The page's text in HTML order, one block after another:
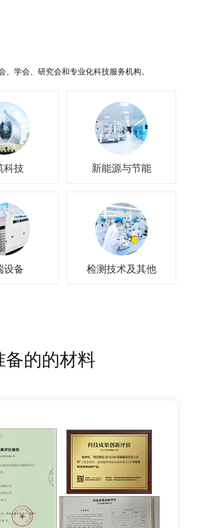
学会、研究会和专业化科技服务机构。
科技 新能源与节能
设备 检测技术及其他
的的材料